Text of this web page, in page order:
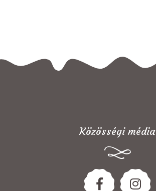
Közösségi média